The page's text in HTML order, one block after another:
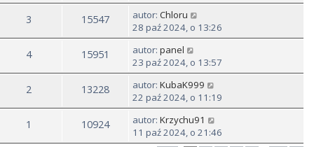
3 15547 autor: Chloru
28 paź 2024, o 13:26
4 15951 autor: panel
23 paź 2024, o 13:57
2 13228 autor: KubaK999
22 paź 2024, o 11:19
1 10924 autor: Krzychu91
11 paź 2024, o 21:46